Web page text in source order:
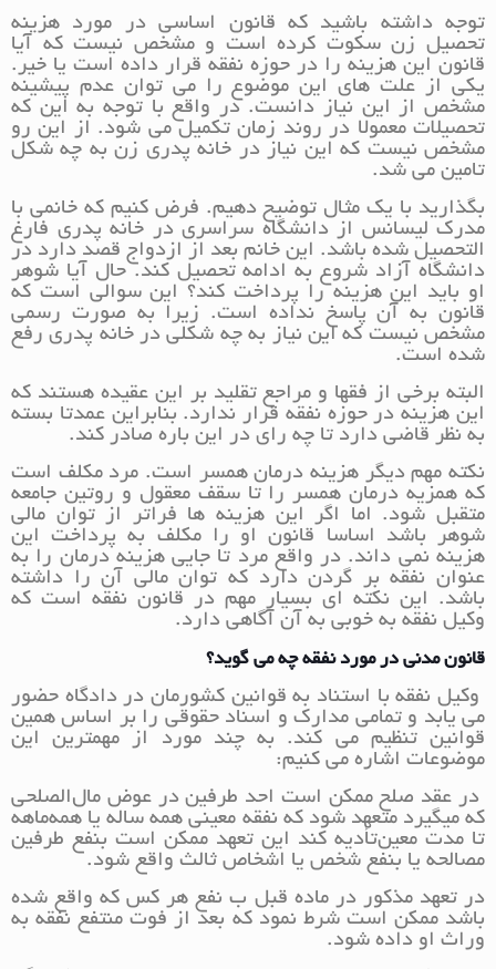
توجه داشته باشید که قانون اساسی در مورد هزینه
تحصیل زن سکوت کرده است و مشخص نیست که آیا
قانون این هزینه را در حوزه نفقه قرار داده است یا خیر.
یکی از علت های این موضوع را می توان عدم پیشینه
مشخص از این نیاز دانست. در واقع با توجه به این که
تحصیلات معمولا در روند زمان تکمیل می شود. از این رو
مشخص نیست که این نیاز در خانه پدری زن به چه شکل
تامین می شد.
بگذارید با یک مثال توضیح دهیم. فرض کنیم که خانمی با
مدرک لیسانس از دانشگاه سراسری در خانه پدری فارغ
التحصیل شده باشد. این خانم بعد از ازدواج قصد دارد در
دانشگاه آزاد شروع به ادامه تحصیل کند. حال آیا شوهر
او باید این هزینه را پرداخت کند؟ این سوالی است که
قانون به آن پاسخ نداده است. زیرا به صورت رسمی
مشخص نیست که این نیاز به چه شکلی در خانه پدری رفع
شده است.
البته برخی از فقها و مراجع تقلید بر این عقیده هستند که
این هزینه در حوزه نفقه قرار ندارد. بنابراین عمدتا بسته
به نظر قاضی دارد تا چه رای در این باره صادر کند.
نکته مهم دیگر هزینه درمان همسر است. مرد مکلف است
که همزیه درمان همسر را تا سقف معقول و روتین جامعه
متقبل شود. اما اگر این هزینه ها فراتر از توان مالی
شوهر باشد اساسا قانون او را مکلف به پرداخت این
هزینه نمی داند. در واقع مرد تا جایی هزینه درمان را به
عنوان نفقه بر گردن دارد که توان مالی آن را داشته
باشد. این نکته ای بسیار مهم در قانون نفقه است که
وکیل نفقه به خوبی به آن آگاهی دارد.
قانون مدنی در مورد نفقه چه می گوید؟
وکیل نفقه با استناد به قوانین کشورمان در دادگاه حضور
می یابد و تمامی مدارک و اسناد حقوقی را بر اساس همین
قوانین تنظیم می کند. به چند مورد از مهمترین این
موضوعات اشاره می کنیم:
در عقد صلح ممكن است احد طرفين در عوض مال‌الصلحي
كه ميگيرد متعهد شود كه نفقه معيني همه ساله يا همه‌ماهه
تا مدت معين‌تأديه كند اين تعهد ممكن است بنفع طرفين
مصالحه يا بنفع شخص يا اشخاص ثالث واقع شود.
در تعهد مذكور در ماده قبل ب نفع هر كس كه واقع شده
باشد ممكن است شرط نمود كه بعد از فوت منتفع نفقه به
وراث او داده شود.